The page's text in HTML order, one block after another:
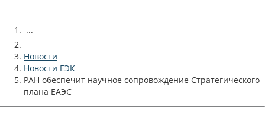
...
Новости
Новости ЕЭК
РАН обеспечит научное сопровождение Стратегического
плана ЕАЭС